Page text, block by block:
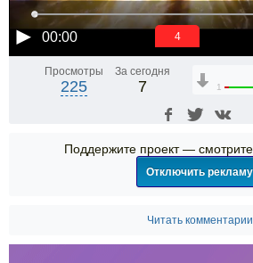
00:00 3
Просмотры
225
За сегодня
7 1
Поддержите проект —
Отключить рекламу
Читать комментарии